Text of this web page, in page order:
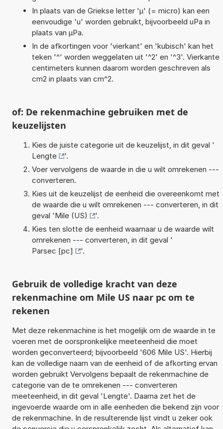
In plaats van de Griekse letter 'µ' (= micro) kan een
eenvoudige 'u' worden gebruikt, bijvoorbeeld uPa in
plaats van µPa.
In de afkortingen voor 'vierkant' en 'kubisch' kan het
teken '^' worden weggelaten uit '^2' en '^3'. Vierkante
centimeters kunnen daarom worden geschreven als
cm2 in plaats van cm^2.
of: De rekenmachine gebruiken met de
keuzelijsten
Kies de juiste categorie uit de keuzelijst, in dit geval '
Lengte
'.
Voer vervolgens de waarde in die u wilt omrekenen ---
converteren.
Kies uit de keuzelijst de eenheid die overeenkomt met
de waarde die u wilt omrekenen --- converteren, in dit
geval 'Mile (US)
'.
Kies ten slotte de eenheid waarnaar u de waarde wilt
omrekenen --- converteren, in dit geval '
Parsec [pc]
'.
Gebruik de volledige kracht van deze
rekenmachine om Mile US naar pc om te
rekenen
Met deze rekenmachine is het mogelijk om de waarde in te
voeren met de oorspronkelijke meeteenheid die moet
worden geconverteerd; bijvoorbeeld '606 Mile US'. Hierbij
kan de volledige naam van de eenheid of de afkorting ervan
worden gebruikt Vervolgens bepaalt de rekenmachine de
categorie van de te omrekenen --- converteren
meeteenheid, in dit geval 'Lengte'. Daarna zet het de
ingevoerde waarde om in alle eenheden die bekend zijn voor
de rekenmachine. In de resulterende lijst vindt u zeker ook